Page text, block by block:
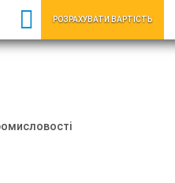
РОЗРАХУВАТИ ВАРТІСТЬ